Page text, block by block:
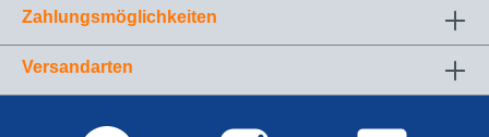
Zahlungsmöglichkeiten
Versandarten